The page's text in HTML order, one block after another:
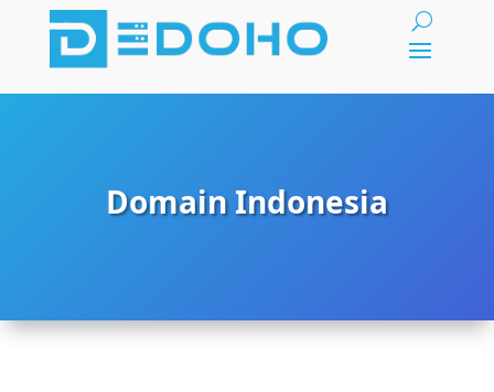
Domain Indonesia